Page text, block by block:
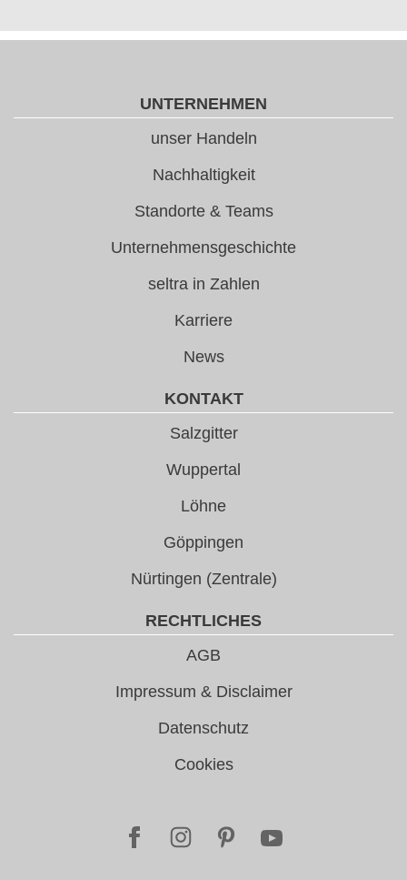
UNTERNEHMEN
unser Handeln
Nachhaltigkeit
Standorte & Teams
Unternehmensgeschichte
seltra in Zahlen
Karriere
News
KONTAKT
Salzgitter
Wuppertal
Löhne
Göppingen
Nürtingen (Zentrale)
RECHTLICHES
AGB
Impressum & Disclaimer
Datenschutz
Cookies